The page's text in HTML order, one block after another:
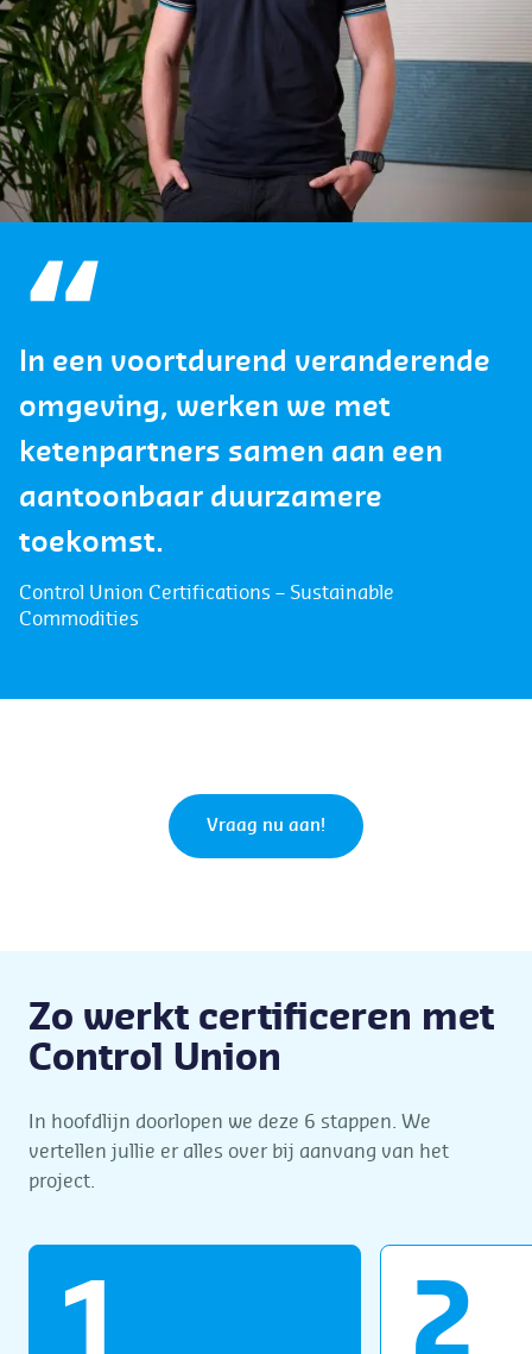
In een voortdurend veranderende
omgeving, werken we met
ketenpartners samen aan een
aantoonbaar duurzamere
toekomst.
Control Union Certifications – Sustainable
Commodities
Vraag nu aan!
Zo werkt certificeren met
Control Union
In hoofdlijn doorlopen we deze 6 stappen. We
vertellen jullie er alles over bij aanvang van het
project.